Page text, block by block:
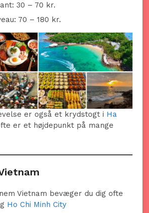
30 – 70 kr.
70 – 180 kr.
er også et krydstogt i Ha
er et højdepunkt på mange
Vietnam bevæger du dig ofte
Ho Chi Minh City